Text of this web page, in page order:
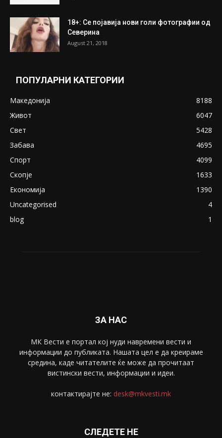
18+: Се појавија нови голи фотографии од
Северина
August 21, 2018
ПОПУЛАРНИ КАТЕГОРИИ
Македонија
8188
Живот
6047
Свет
5428
Забава
4695
Спорт
4099
Скопје
1633
Економија
1390
Uncategorised
4
blog
1
ЗА НАС
МК Вести е портал коj нуди навремени вести и
информации до публиката. Нашата цел е да креираме
средина, каде читателите ќе може да прочитаат
вистински вести, информации и идеи.
контактирајте не: desk@mkvesti.mk
СЛЕДЕТЕ НЕ